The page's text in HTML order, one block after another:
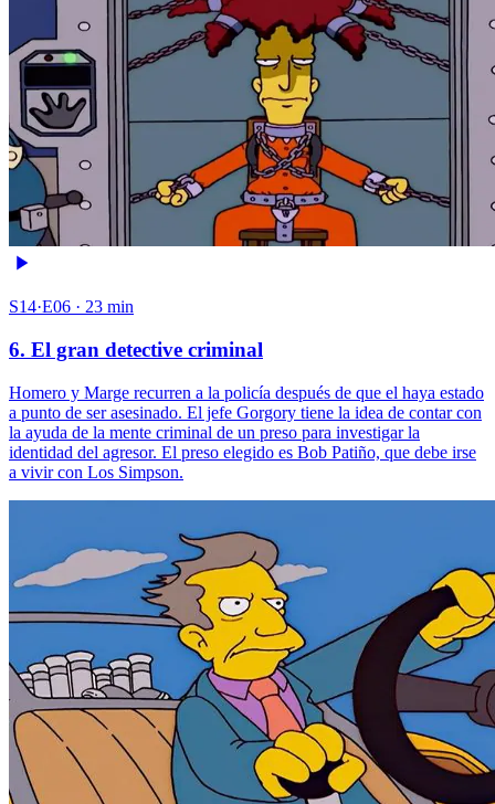
S14·E06 · 23 min
6. El gran detective criminal
Homero y Marge recurren a la policía después de que el haya estado
a punto de ser asesinado. El jefe Gorgory tiene la idea de contar con
la ayuda de la mente criminal de un preso para investigar la
identidad del agresor. El preso elegido es Bob Patiño, que debe irse
a vivir con Los Simpson.